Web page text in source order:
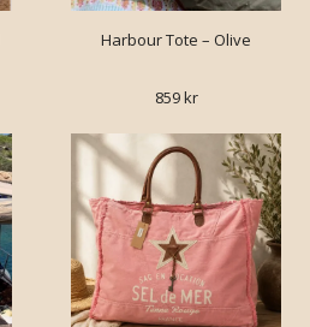
Harbour Tote – Olive
859 kr